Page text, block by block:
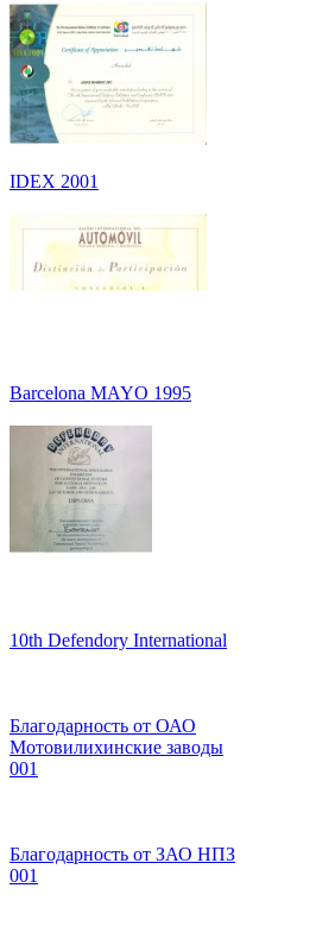
IDEX 2001
Barcelona MAYO 1995
10th Defendory International
Благодарность от ОАО
Мотовилихинские заводы
001
Благодарность от ЗАО НПЗ
001